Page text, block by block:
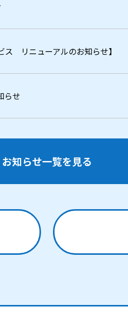
ス リニューアルのお知らせ】
らせ
お知らせ一覧を見る